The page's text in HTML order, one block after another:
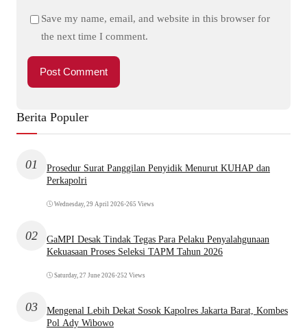
Save my name, email, and website in this browser for
the next time I comment.
Berita Populer
01
Prosedur Surat Panggilan Penyidik Menurut KUHAP dan
Perkapolri
Wednesday, 29 April 2026•265 Views
02
GaMPI Desak Tindak Tegas Para Pelaku Penyalahgunaan
Kekuasaan Proses Seleksi TAPM Tahun 2026
Saturday, 27 June 2026•252 Views
03
Mengenal Lebih Dekat Sosok Kapolres Jakarta Barat, Kombes
Pol Ady Wibowo